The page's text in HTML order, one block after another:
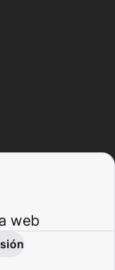
web